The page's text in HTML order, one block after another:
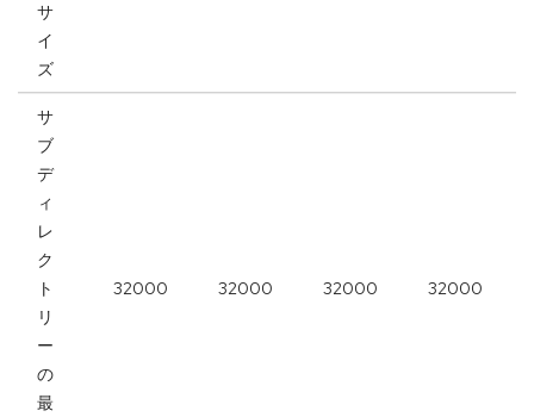
サ
イ
ズ
サ
ブ
デ
ィ
レ
ク
ト
リ
ー
の
最
32000 32000 32000 32000